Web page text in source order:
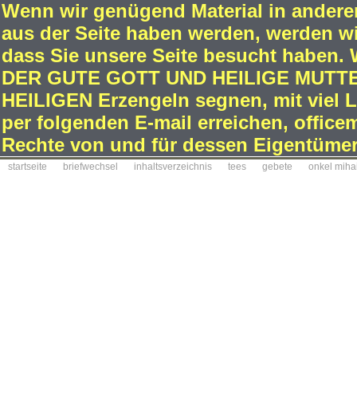
Wenn wir genügend Material in
aus der Seite haben werden, werden
dass Sie unsere Seite besucht
DER GUTE GOTT UND HEILIGE
HEILIGEN Erzengeln segnen, mit viel
per folgenden E-mail erreichen,
Rechte von und für dessen
startseite briefwechsel inhaltsverzeichnis tees gebete onkel